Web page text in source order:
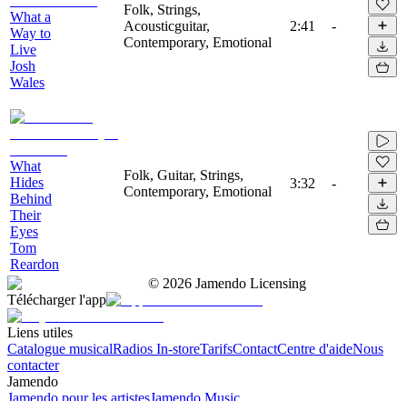
What a
Way to
Live
Josh
Wales
Folk, Strings,
Acousticguitar,
Contemporary, Emotional
2:41 -
What
Hides
Behind
Their
Eyes
Tom
Reardon
Folk, Guitar, Strings,
Contemporary, Emotional
3:32 -
© 2026 Jamendo Licensing
Télécharger l'app
Liens utiles
Catalogue musicalRadios In-storeTarifsContactCentre d'aideNous
contacter
Jamendo
Jamendo pour les artistesJamendo Music